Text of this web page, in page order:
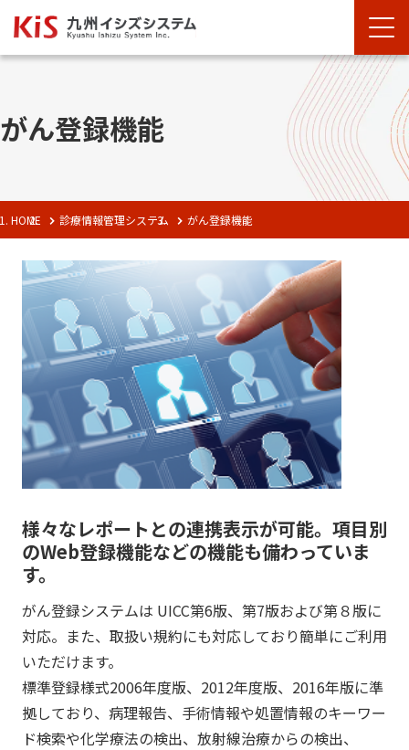
がん登録機能
HOME 診療情報管理システム がん登録機能
様々なレポートとの連携表示が可能。項目別
のWeb登録機能などの機能も備わっていま
す。
がん登録システムは UICC第6版、第7版および第８版に
対応。また、取扱い規約にも対応しており簡単にご利用
いただけます。
標準登録様式2006年度版、2012年度版、2016年版に準
拠しており、病理報告、手術情報や処置情報のキーワー
ド検索や化学療法の検出、放射線治療からの検出、